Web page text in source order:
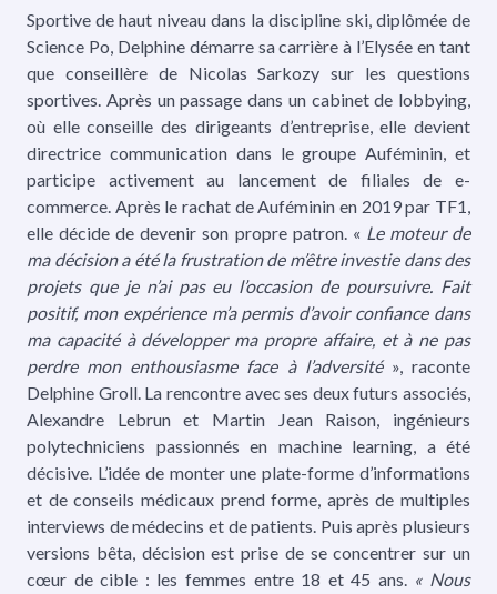
Sportive de haut niveau dans la discipline ski, diplômée de
Science Po, Delphine démarre sa carrière à l’Elysée en tant
que conseillère de Nicolas Sarkozy sur les questions
sportives. Après un passage dans un cabinet de lobbying,
où elle conseille des dirigeants d’entreprise, elle devient
directrice communication dans le groupe Auféminin, et
participe activement au lancement de filiales de e-
commerce. Après le rachat de Auféminin en 2019 par TF1,
elle décide de devenir son propre patron. « Le moteur de
ma décision a été la frustration de m’être investie dans des
projets que je n’ai pas eu l’occasion de poursuivre. Fait
positif, mon expérience m’a permis d’avoir confiance dans
ma capacité à développer ma propre affaire, et à ne pas
perdre mon enthousiasme face à l’adversité», raconte
Delphine Groll. La rencontre avec ses deux futurs associés,
Alexandre Lebrun et Martin Jean Raison, ingénieurs
polytechniciens passionnés en machine learning, a été
décisive. L’idée de monter une plate-forme d’informations
et de conseils médicaux prend forme, après de multiples
interviews de médecins et de patients. Puis après plusieurs
versions bêta, décision est prise de se concentrer sur un
cœur de cible : les femmes entre 18 et 45 ans. « Nous